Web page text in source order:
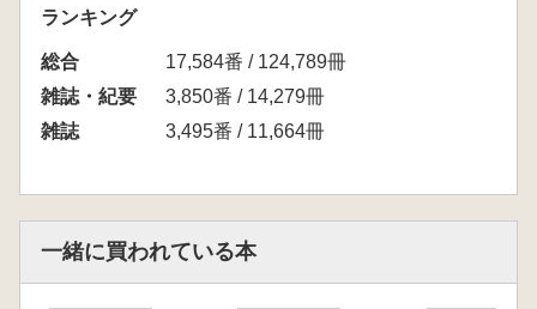
ランキング
総合
17,584番 / 124,789冊
雑誌・紀要
3,850番 / 14,279冊
雑誌
3,495番 / 11,664冊
一緒に買われている本